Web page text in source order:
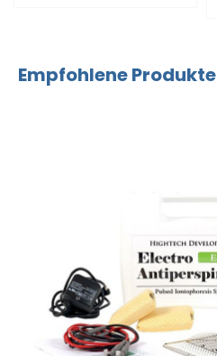
Empfohlene Produkte